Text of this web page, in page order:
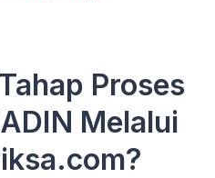
Proses
Melalui